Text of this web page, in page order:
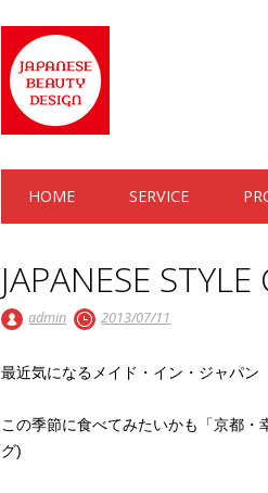
Main menu
HOME SERVICE
JAPANESE
admin 2013/07/11
最近気になるメイド・イン・ジャパン
この季節に食べてみたいかも「京都
グ)